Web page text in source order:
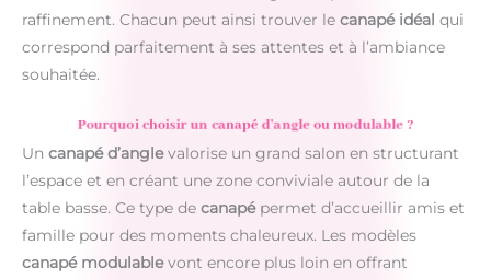
raffinement. Chacun peut ainsi trouver le canapé idéal qui
correspond parfaitement à ses attentes et à l’ambiance
souhaitée.
Pourquoi choisir un canapé d’angle ou modulable ?
Un canapé d’anglevalorise un grand salon en structurant
l’espace et en créant une zone conviviale autour de la
table basse. Ce type de canapépermet d’accueillir amis et
famille pour des moments chaleureux. Les modèles
canapé modulablevont encore plus loin en offrant